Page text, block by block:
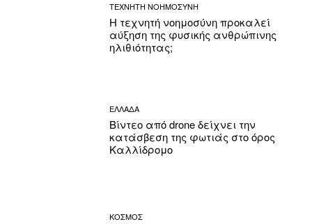
ΤΕΧΝΗΤΗ ΝΟΗΜΟΣΥΝΗ
Η τεχνητή νοημοσύνη προκαλεί
αύξηση της φυσικής ανθρώπινης
ηλιθιότητας;
ΕΛΛΑΔΑ
Βίντεο από drone δείχνει την
κατάσβεση της φωτιάς στο όρος
Καλλίδρομο
ΚΟΣΜΟΣ